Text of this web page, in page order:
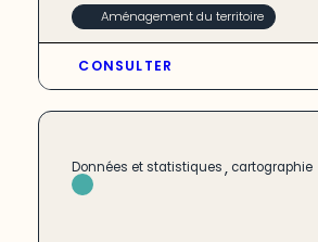
Aménagement du territoire
CONSULTER
Données et statistiques, cartographie